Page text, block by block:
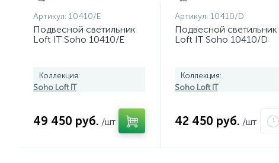
Артикул: 10410/E
Подвесной светильник
Loft IT Soho 10410/E
Коллекция:
Soho Loft IT
49 450 руб. /шт
Артикул: 10410/D
Подвесной светильник
Loft IT Soho 10410/D
Коллекция:
Soho Loft IT
42 450 руб. /шт